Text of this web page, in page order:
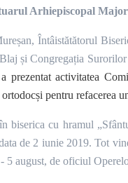
Arhiepiscopal
Întâistătătorul
și Congregația
activitatea
pentru refacerea
cu hramul
de 2 iunie 2019. Tot
5 august, de oficiul